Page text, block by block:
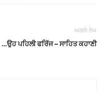
ਅਗਲੇ ਲੇਖ
…ਉਹ ਪਹਿਲੀ ਫਰਿੱਜ – ਸਾਹਿਤ ਕਹਾਣੀ